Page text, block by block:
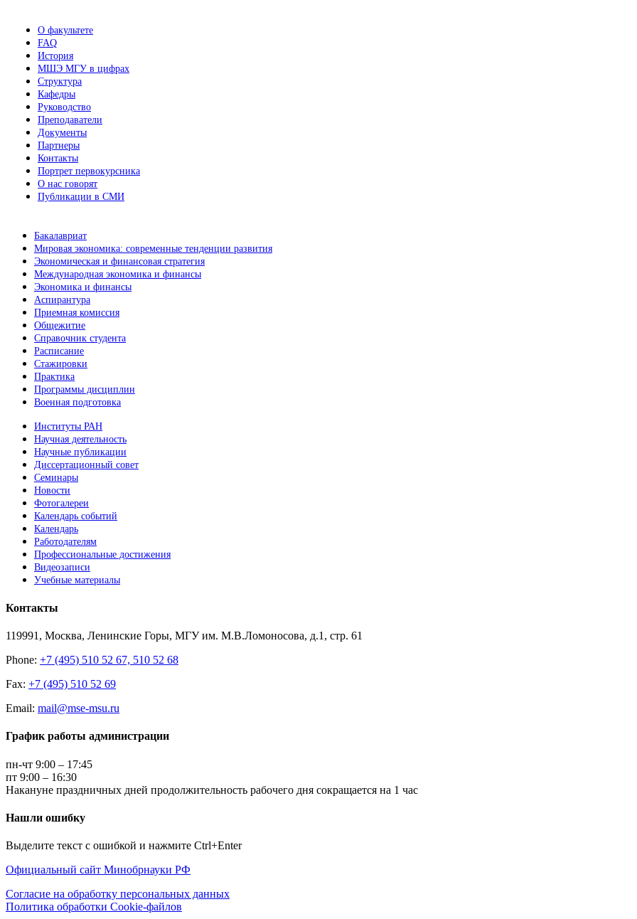
О факультете
FAQ
История
МШЭ МГУ в цифрах
Структура
Кафедры
Руководство
Преподаватели
Документы
Партнеры
Контакты
Портрет первокурсника
О нас говорят
Публикации в СМИ
Бакалавриат
Мировая экономика: современные тенденции развития
Экономическая и финансовая стратегия
Международная экономика и финансы
Экономика и финансы
Аспирантура
Приемная комиссия
Общежитие
Справочник студента
Расписание
Стажировки
Практика
Программы дисциплин
Военная подготовка
Институты РАН
Научная деятельность
Научные публикации
Диссертационный совет
Семинары
Новости
Фотогалереи
Календарь событий
Календарь
Работодателям
Профессиональные достижения
Видеозаписи
Учебные материалы
Контакты
119991, Москва, Ленинские Горы, МГУ им. М.В.Ломоносова, д.1, стр. 61
Phone: +7 (495) 510 52 67, 510 52 68
Fax: +7 (495) 510 52 69
Email: mail@mse-msu.ru
График работы администрации
пн-чт 9:00 – 17:45
пт 9:00 – 16:30
Накануне праздничных дней продолжительность рабочего дня сокращается на 1 час
Нашли ошибку
Выделите текст с ошибкой и нажмите Ctrl+Enter
Официальный сайт Минобрнауки РФ
Согласие на обработку персональных данных
Политика обработки Cookie-файлов